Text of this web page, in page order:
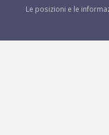
Le posizioni e le